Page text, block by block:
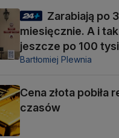
Zarabiają po
miesięcznie. A i
jeszcze po 100
Bartłomiej Plewnia
Cena złota pobiła
czasów